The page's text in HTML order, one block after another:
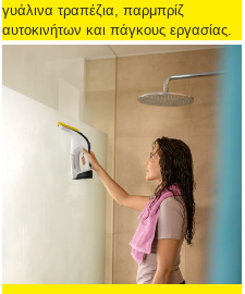
γυάλινα τραπέζια, παρμπρίζ
αυτοκινήτων και πάγκους εργασίας.